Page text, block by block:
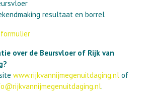
resultaat en borrel
over de Beursvloer of Rijk van
www.rijkvannijmegenuitdaging.nl of
nl.